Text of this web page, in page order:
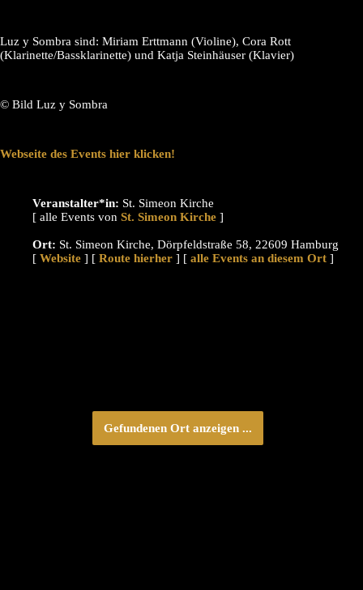
Luz y Sombra sind: Miriam Erttmann (Violine), Cora Rott
(Klarinette/Bassklarinette) und Katja Steinhäuser (Klavier)
© Bild Luz y Sombra
Webseite des Events hier klicken!
Veranstalter*in: St. Simeon Kirche
[ alle Events von
]
Ort: St. Simeon Kirche, Dörpfeldstraße 58, 22609 Hamburg
[ Website ] [ Route hierher ] [ alle Events an diesem Ort ]